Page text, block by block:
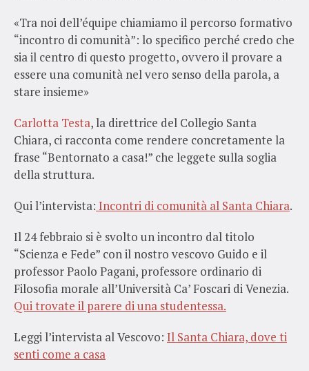
«Tra noi dell’équipe chiamiamo il percorso formativo
“incontro di comunità”: lo specifico perché credo che
sia il centro di questo progetto, ovvero il provare a
essere una comunità nel vero senso della parola, a
stare insieme»
Carlotta Testa, la direttrice del Collegio Santa
Chiara, ci racconta come rendere concretamente la
frase “Bentornato a casa!” che leggete sulla soglia
della struttura.
Qui l’intervista: Incontri di comunità al Santa Chiara.
Il 24 febbraio si è svolto un incontro dal titolo
“Scienza e Fede” con il nostro vescovo Guido e il
professor Paolo Pagani, professore ordinario di
Filosofia morale all’Università Ca’ Foscari di Venezia.
Qui trovate il parere di una studentessa.
Leggi l’intervista al Vescovo: Il Santa Chiara, dove ti
senti come a casa